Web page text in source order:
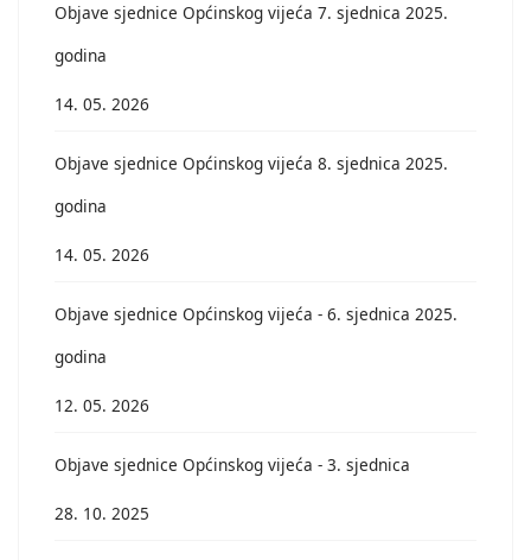
Objave sjednice Općinskog vijeća 7. sjednica 2025.
godina
14. 05. 2026
Objave sjednice Općinskog vijeća 8. sjednica 2025.
godina
14. 05. 2026
Objave sjednice Općinskog vijeća - 6. sjednica 2025.
godina
12. 05. 2026
Objave sjednice Općinskog vijeća - 3. sjednica
28. 10. 2025